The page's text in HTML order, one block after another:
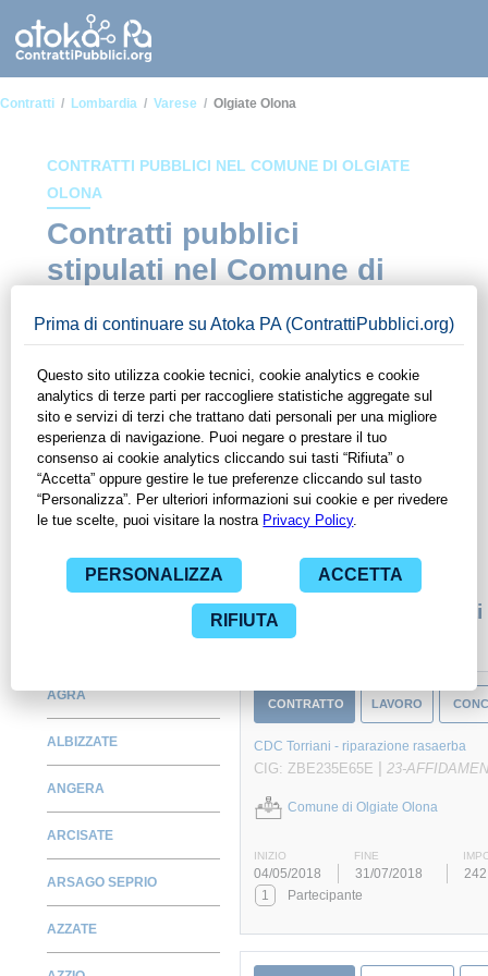
Contratti Lombardia Varese Olgiate Olona
CONTRATTI PUBBLICI NEL COMUNE DI OLGIATE
OLONA
Contratti pubblici
stipulati nel Comune di
all'interno del Comune di Olgiate Olona. Grazie alle
funzionalità di ContrattiPubblici.org potrai monitorare la
scadenza dei contratti pubblici di tuo interesse e
programmare la tua attività commerciale con le Pubbliche
Amministrazioni con largo anticipo. Il servizio di
ContrattiPubblici.org offre agli utenti 7 giorni di prova gratuiti
per avere l'opportunità di conoscere e consultare tutti i dati
inerenti ai contratti stipulati da una specifica PA, compresi gli
Monitora alcuni
AGRA
ALBIZZATE
ANGERA
ARCISATE
ARSAGO SEPRIO
AZZATE
CONTRATTO LAVORO
CDC Torriani - riparazione rasaerba
CIG: ZBE235E65E | 23-
Comune di Olgiate Olona
INIZIO FINE
04/05/2018 31/07/2018
1
Partecipante